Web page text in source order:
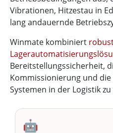
Vibrationen, Hitzestau in
lang andauernde
Winmate kombiniert
Bereitstellungssicherheit,
Kommissionierung und die
Systemen in der Logistik
🤖